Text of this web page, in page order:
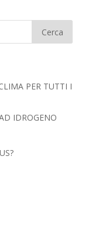
PER TUTTI I
IDROGENO